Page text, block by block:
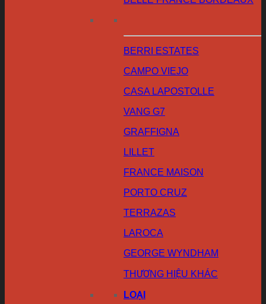
BERRI ESTATES
CAMPO VIEJO
CASA LAPOSTOLLE
VANG G7
GRAFFIGNA
LILLET
FRANCE MAISON
PORTO CRUZ
TERRAZAS
LAROCA
GEORGE WYNDHAM
THƯƠNG HIỆU KHÁC
LOẠI